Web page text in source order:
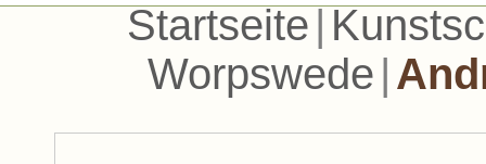
Startseite |
Worpswede |